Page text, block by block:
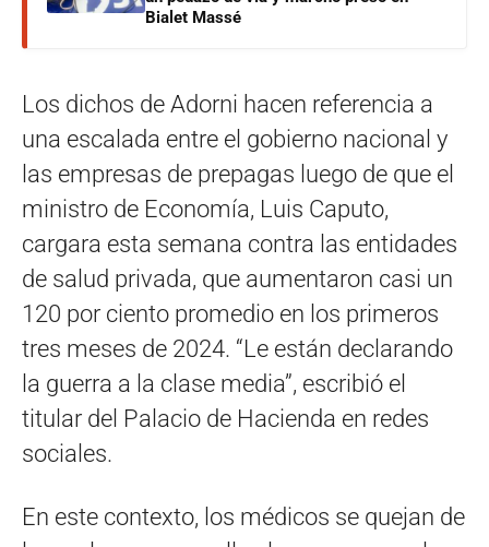
Bialet Massé
Los dichos de Adorni hacen referencia a
una escalada entre el gobierno nacional y
las empresas de prepagas luego de que el
ministro de Economía, Luis Caputo,
cargara esta semana contra las entidades
de salud privada, que aumentaron casi un
120 por ciento promedio en los primeros
tres meses de 2024. “Le están declarando
la guerra a la clase media”, escribió el
titular del Palacio de Hacienda en redes
sociales.
En este contexto, los médicos se quejan de